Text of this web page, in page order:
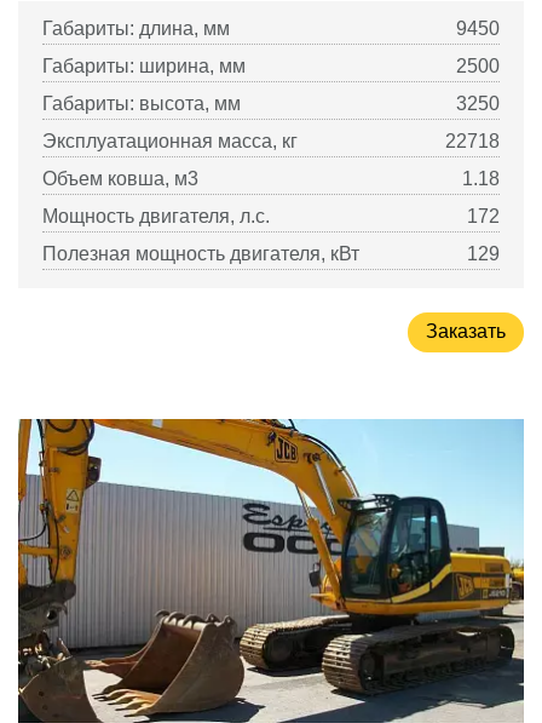
Габариты: длина, мм
9450
Габариты: ширина, мм
2500
Габариты: высота, мм
3250
Эксплуатационная масса, кг
22718
Объем ковша, м3
1.18
Мощность двигателя, л.с.
172
Полезная мощность двигателя, кВт
129
Заказать